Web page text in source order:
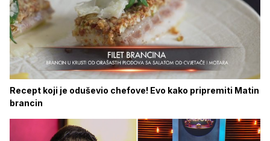
Recept koji je oduševio chefove! Evo kako pripremiti Matin
brancin